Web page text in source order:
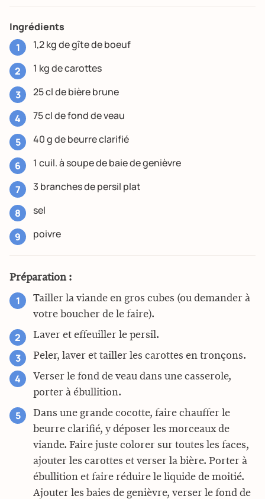
Ingrédients
1,2 kg de gîte de boeuf
1 kg de carottes
25 cl de bière brune
75 cl de fond de veau
40 g de beurre clarifié
1 cuil. à soupe de baie de genièvre
3 branches de persil plat
sel
poivre
Préparation :
Tailler la viande en gros cubes (ou demander à
votre boucher de le faire).
Laver et effeuiller le persil.
Peler, laver et tailler les carottes en tronçons.
Verser le fond de veau dans une casserole,
porter à ébullition.
Dans une grande cocotte, faire chauffer le
beurre clarifié, y déposer les morceaux de
viande. Faire juste colorer sur toutes les faces,
ajouter les carottes et verser la bière. Porter à
ébullition et faire réduire le liquide de moitié.
Ajouter les baies de genièvre, verser le fond de